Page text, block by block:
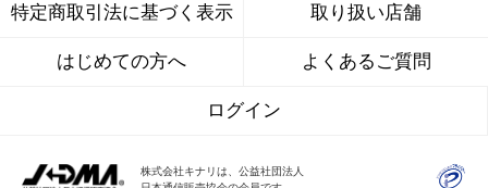
特定商取引法に基づく表示 取り扱い店舗
はじめての方へ よくあるご質問
ログイン
株式会社キナリは、公益社団法人